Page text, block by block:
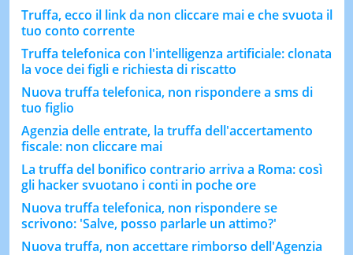
Truffa, ecco il link da non cliccare mai e che svuota il
tuo conto corrente
Truffa telefonica con l'intelligenza artificiale: clonata
la voce dei figli e richiesta di riscatto
Nuova truffa telefonica, non rispondere a sms di
tuo figlio
Agenzia delle entrate, la truffa dell'accertamento
fiscale: non cliccare mai
La truffa del bonifico contrario arriva a Roma: così
gli hacker svuotano i conti in poche ore
Nuova truffa telefonica, non rispondere se
scrivono: 'Salve, posso parlarle un attimo?'
Nuova truffa, non accettare rimborso dell'Agenzia